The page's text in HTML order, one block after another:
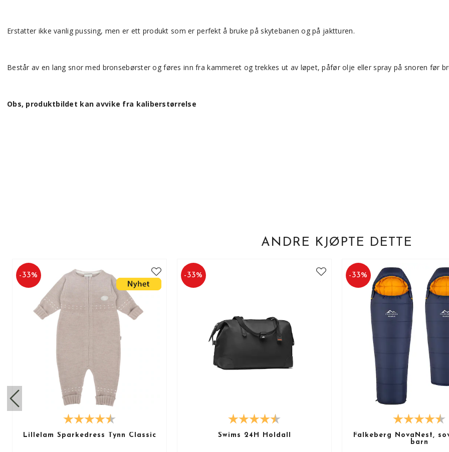
Erstatter ikke vanlig pussing, men er ett produkt som er perfekt å bruke på skytebanen og på jaktturen.
Består av en lang snor med bronsebørster og føres inn fra kammeret og trekkes ut av løpet, påfør olje eller spray på snoren før
Obs, produktbildet kan avvike fra kaliberstørrelse
ANDRE KJØPTE DETTE
-33%
Lillelam Sparkedress Tynn Classic
-33%
Swims 24H Holdall
-33%
Falkeberg NovaNest,
barn